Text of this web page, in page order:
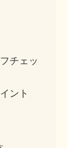
チェッ
ント